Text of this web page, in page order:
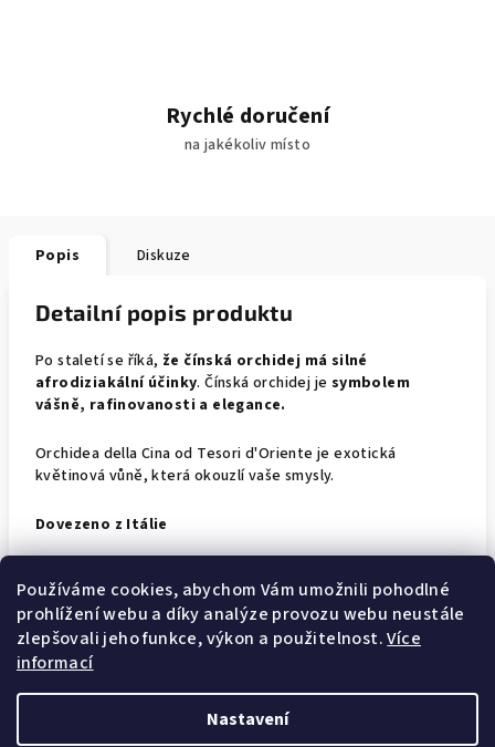
Používáme cookies, abychom Vám umožnili pohodlné
prohlížení webu a díky analýze provozu webu neustále
zlepšovali jeho funkce, výkon a použitelnost.Více
informací
Nastavení
Rychlé doručení
na jakékoliv místo
Popis Diskuze
Detailní popis produktu
Po staletí se říká, že čínská orchidej má silné
afrodiziakální účinky. Čínská orchidej je symbolem
vášně, rafinovanosti a elegance.
Orchidea della Cina od Tesori d'Oriente je exotická
květinová vůně, která okouzlí vaše smysly.
Dovezeno z Itálie